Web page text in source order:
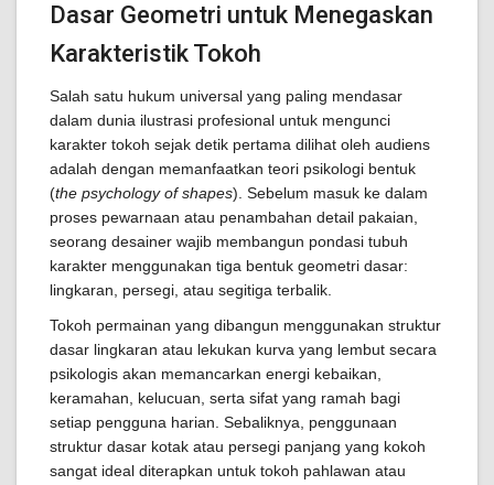
Dasar Geometri untuk Menegaskan
Karakteristik Tokoh
Salah satu hukum universal yang paling mendasar
dalam dunia ilustrasi profesional untuk mengunci
karakter tokoh sejak detik pertama dilihat oleh audiens
adalah dengan memanfaatkan teori psikologi bentuk
(the psychology of shapes). Sebelum masuk ke dalam
proses pewarnaan atau penambahan detail pakaian,
seorang desainer wajib membangun pondasi tubuh
karakter menggunakan tiga bentuk geometri dasar:
lingkaran, persegi, atau segitiga terbalik.
Tokoh permainan yang dibangun menggunakan struktur
dasar lingkaran atau lekukan kurva yang lembut secara
psikologis akan memancarkan energi kebaikan,
keramahan, kelucuan, serta sifat yang ramah bagi
setiap pengguna harian. Sebaliknya, penggunaan
struktur dasar kotak atau persegi panjang yang kokoh
sangat ideal diterapkan untuk tokoh pahlawan atau